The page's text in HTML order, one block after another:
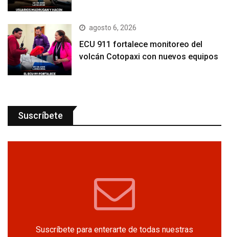
agosto 6, 2026
ECU 911 fortalece monitoreo del
volcán Cotopaxi con nuevos equipos
Suscríbete
Suscríbete para enterarte de todas nuestras